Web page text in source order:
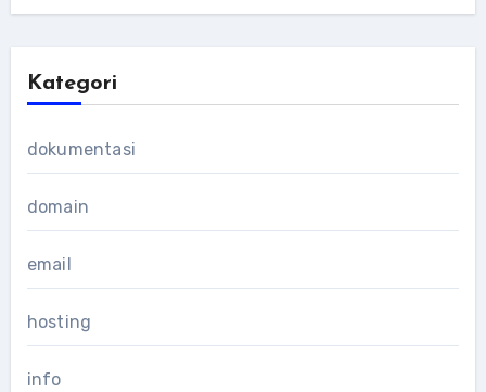
Kategori
dokumentasi
domain
email
hosting
info